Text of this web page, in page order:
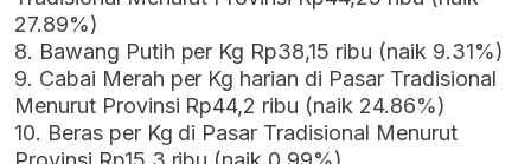
27.89%)
8. Bawang Putih per Kg Rp38,15 ribu (naik 9.31%)
9. Cabai Merah per Kg harian di Pasar Tradisional
Menurut Provinsi Rp44,2 ribu (naik 24.86%)
10. Beras per Kg di Pasar Tradisional Menurut